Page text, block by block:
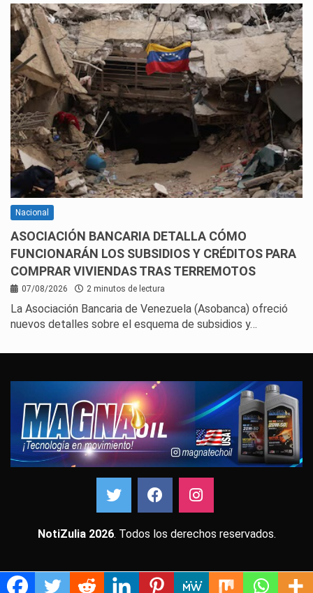
Nacional
ASOCIACIÓN BANCARIA DETALLA CÓMO
FUNCIONARÁN LOS SUBSIDIOS Y CRÉDITOS PARA
COMPRAR VIVIENDAS TRAS TERREMOTOS
07/08/2026 2 minutos de lectura
La Asociación Bancaria de Venezuela (Asobanca) ofreció
nuevos detalles sobre el esquema de subsidios y…
NotiZulia 2026. Todos los derechos reservados.